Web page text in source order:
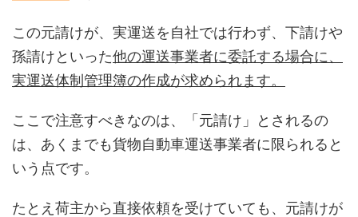
この元請けが、実運送を自社では行わず、下請けや
孫請けといった他の運送事業者に委託する場合に、
実運送体制管理簿の作成が求められます。
ここで注意すべきなのは、「元請け」とされるの
は、あくまでも貨物自動車運送事業者に限られると
いう点です。
たとえ荷主から直接依頼を受けていても、元請けが